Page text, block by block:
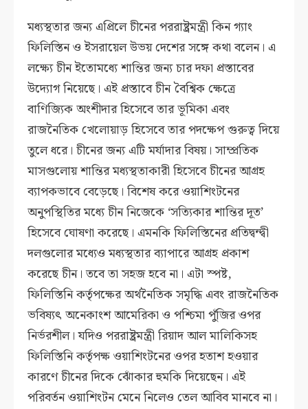
মধ্যস্থতার জন্য এপ্রিলে চীনের পররাষ্ট্রমন্ত্রী কিন গ্যাং
ফিলিস্তিন ও ইসরায়েল উভয় দেশের সঙ্গে কথা বলেন। এ
লক্ষ্যে চীন ইতোমধ্যে শান্তির জন্য চার দফা প্রস্তাবের
উদ্যোগ নিয়েছে। এই প্রস্তাবে চীন বৈশ্বিক ক্ষেত্রে
বাণিজ্যিক অংশীদার হিসেবে তার ভূমিকা এবং
রাজনৈতিক খেলোয়াড় হিসেবে তার পদক্ষেপ গুরুত্ব দিয়ে
তুলে ধরে। চীনের জন্য এটি মর্যাদার বিষয়। সাম্প্রতিক
মাসগুলোয় শান্তির মধ্যস্থতাকারী হিসেবে চীনের আগ্রহ
ব্যাপকভাবে বেড়েছে। বিশেষ করে ওয়াশিংটনের
অনুপস্থিতির মধ্যে চীন নিজেকে ‘সত্যিকার শান্তির দূত’
হিসেবে ঘোষণা করেছে। এমনকি ফিলিস্তিনের প্রতিদ্বন্দ্বী
দলগুলোর মধ্যেও মধ্যস্থতার ব্যাপারে আগ্রহ প্রকাশ
করেছে চীন। তবে তা সহজ হবে না। এটা স্পষ্ট,
ফিলিস্তিনি কর্তৃপক্ষের অর্থনৈতিক সমৃদ্ধি এবং রাজনৈতিক
ভবিষ্যৎ অনেকাংশ আমেরিকা ও পশ্চিমা পুঁজির ওপর
নির্ভরশীল। যদিও পররাষ্ট্রমন্ত্রী রিয়াদ আল মালিকিসহ
ফিলিস্তিনি কর্তৃপক্ষ ওয়াশিংটনের ওপর হতাশ হওয়ার
কারণে চীনের দিকে ঝোঁকার হুমকি দিয়েছেন। এই
পরিবর্তন ওয়াশিংটন মেনে নিলেও তেল আবিব মানবে না।